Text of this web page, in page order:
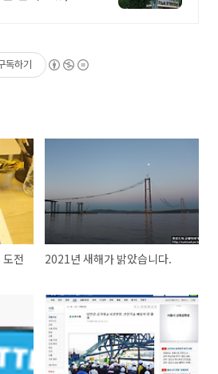
독하기
전
2021년 새해가 밝았습니다.